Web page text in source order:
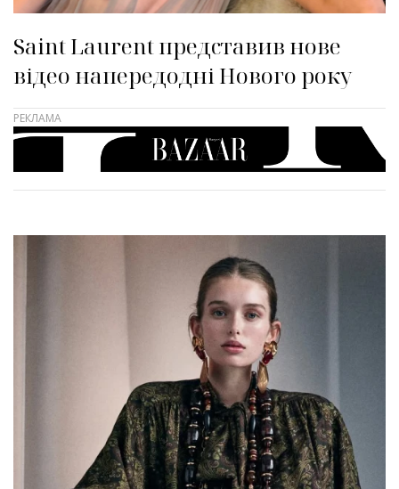
Saint Laurent представив нове
відео напередодні Нового року